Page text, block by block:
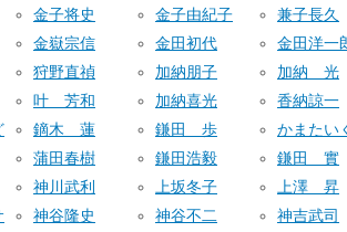
金子将史 金子由紀子
兼子長久
金嶽宗信 金田初代
金田洋一
狩野直禎 加納朋子
加納 光
叶 芳和 加納喜光
香納諒一
鏑木 蓮 鎌田 歩
かまたい
蒲田春樹
鎌田浩毅
鎌田 實
神川武利 上坂冬子
上澤 昇
神谷隆史 神谷不二
神吉武司